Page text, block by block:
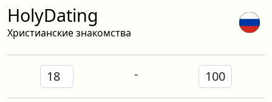
HolyDating
Христианские знакомства
-